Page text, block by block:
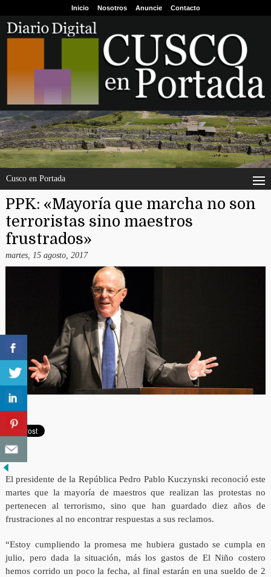
Inicio Nosotros Anuncie Contacto
Cusco en Portada
PPK: «Mayoría que marcha no son
terroristas sino maestros
frustrados»
martes, 15 agosto, 2017
El presidente de la República Pedro Pablo Kuczynski reconoció este
martes que la mayoría de maestros que realizan las protestas no
pertenecen al terrorismo, sino que han guardado diez años de
frustraciones al no encontrar respuestas a sus reclamos.
“Estoy cumpliendo la promesa me hubiera gustado se cumpla en
julio, pero dada la situación, más los gastos de El Niño costero
hemos corrido un poco la fecha, al final estarán en una sueldo de 2